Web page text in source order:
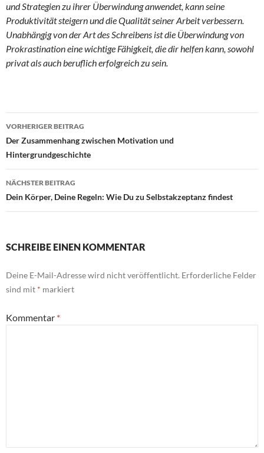
und Strategien zu ihrer Überwindung anwendet, kann seine
Produktivität steigern und die Qualität seiner Arbeit verbessern.
Unabhängig von der Art des Schreibens ist die Überwindung von
Prokrastination eine wichtige Fähigkeit, die dir helfen kann, sowohl
privat als auch beruflich erfolgreich zu sein.
Beitragsnavigation
VORHERIGER BEITRAG
Der Zusammenhang zwischen Motivation und
Hintergrundgeschichte
NÄCHSTER BEITRAG
Dein Körper, Deine Regeln: Wie Du zu Selbstakzeptanz findest
SCHREIBE EINEN KOMMENTAR
Deine E-Mail-Adresse wird nicht veröffentlicht. Erforderliche Felder
sind mit * markiert
Kommentar *